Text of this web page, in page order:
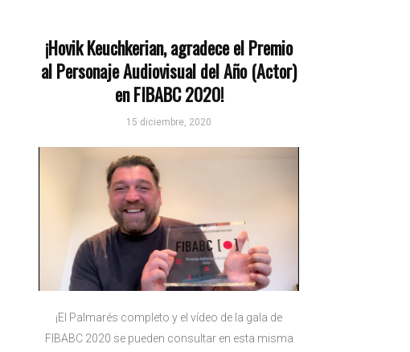
¡Hovik Keuchkerian, agradece el Premio
al Personaje Audiovisual del Año (Actor)
en FIBABC 2020!
15 diciembre, 2020
¡El Palmarés completo y el vídeo de la gala de
FIBABC 2020 se pueden consultar en esta misma